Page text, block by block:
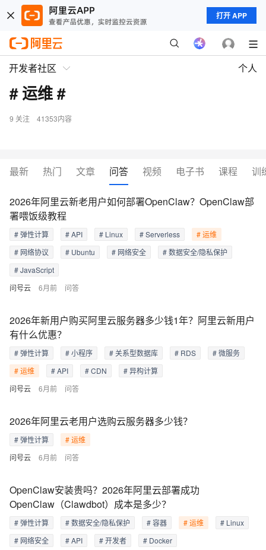
打开 APP
开发者社区 个人
# 运维 #
9 关注 41353内容
最新 热门 文章 问答 视频 电子书 课程 训
问号云 6月前 问答
2026年阿里云新老用户如何部署OpenClaw？OpenClaw部
署喂饭级教程
# 弹性计算 # API # Linux # Serverless
# 运维
# 网络协议
# Ubuntu # 网络安全
# 数据安全/隐私保护
# JavaScript
问号云 6月前 问答
2026年新用户购买阿里云服务器多少钱1年？阿里云新用户
有什么优惠？
# 弹性计算 # 小程序 # 关系型数据库 # RDS
# 微服务
# 运维
# API # CDN # 异构计算
问号云 6月前 问答
2026年阿里云老用户选购云服务器多少钱？
# 弹性计算 # 运维
OpenClaw安装贵吗？2026年阿里云部署成功
OpenClaw（Clawdbot）成本是多少？
# 弹性计算 # 数据安全/隐私保护 # 容器 # 运维
# Linux
# 网络安全
# API # 开发者 # Docker